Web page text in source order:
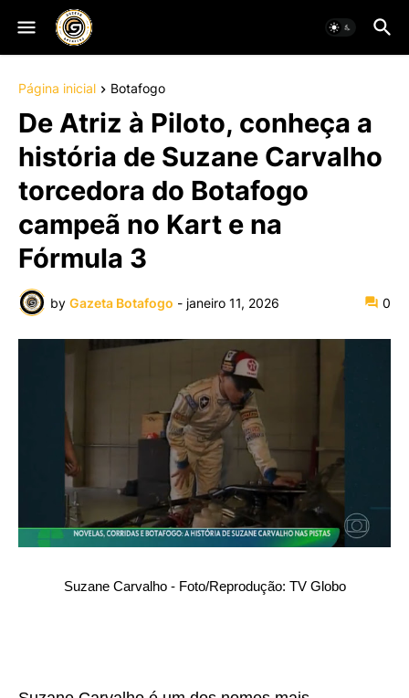
Página inicial Botafogo
De Atriz à Piloto, conheça a
história de Suzane Carvalho
torcedora do Botafogo
campeã no Kart e na
Fórmula 3
by Gazeta Botafogo - janeiro 11, 2026 0
Suzane Carvalho - Foto/Reprodução: TV Globo